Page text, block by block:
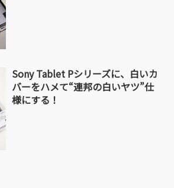
Sony Tablet Pシリーズに、白いカ
バーをハメて“連邦の白いヤツ”仕
様にする！